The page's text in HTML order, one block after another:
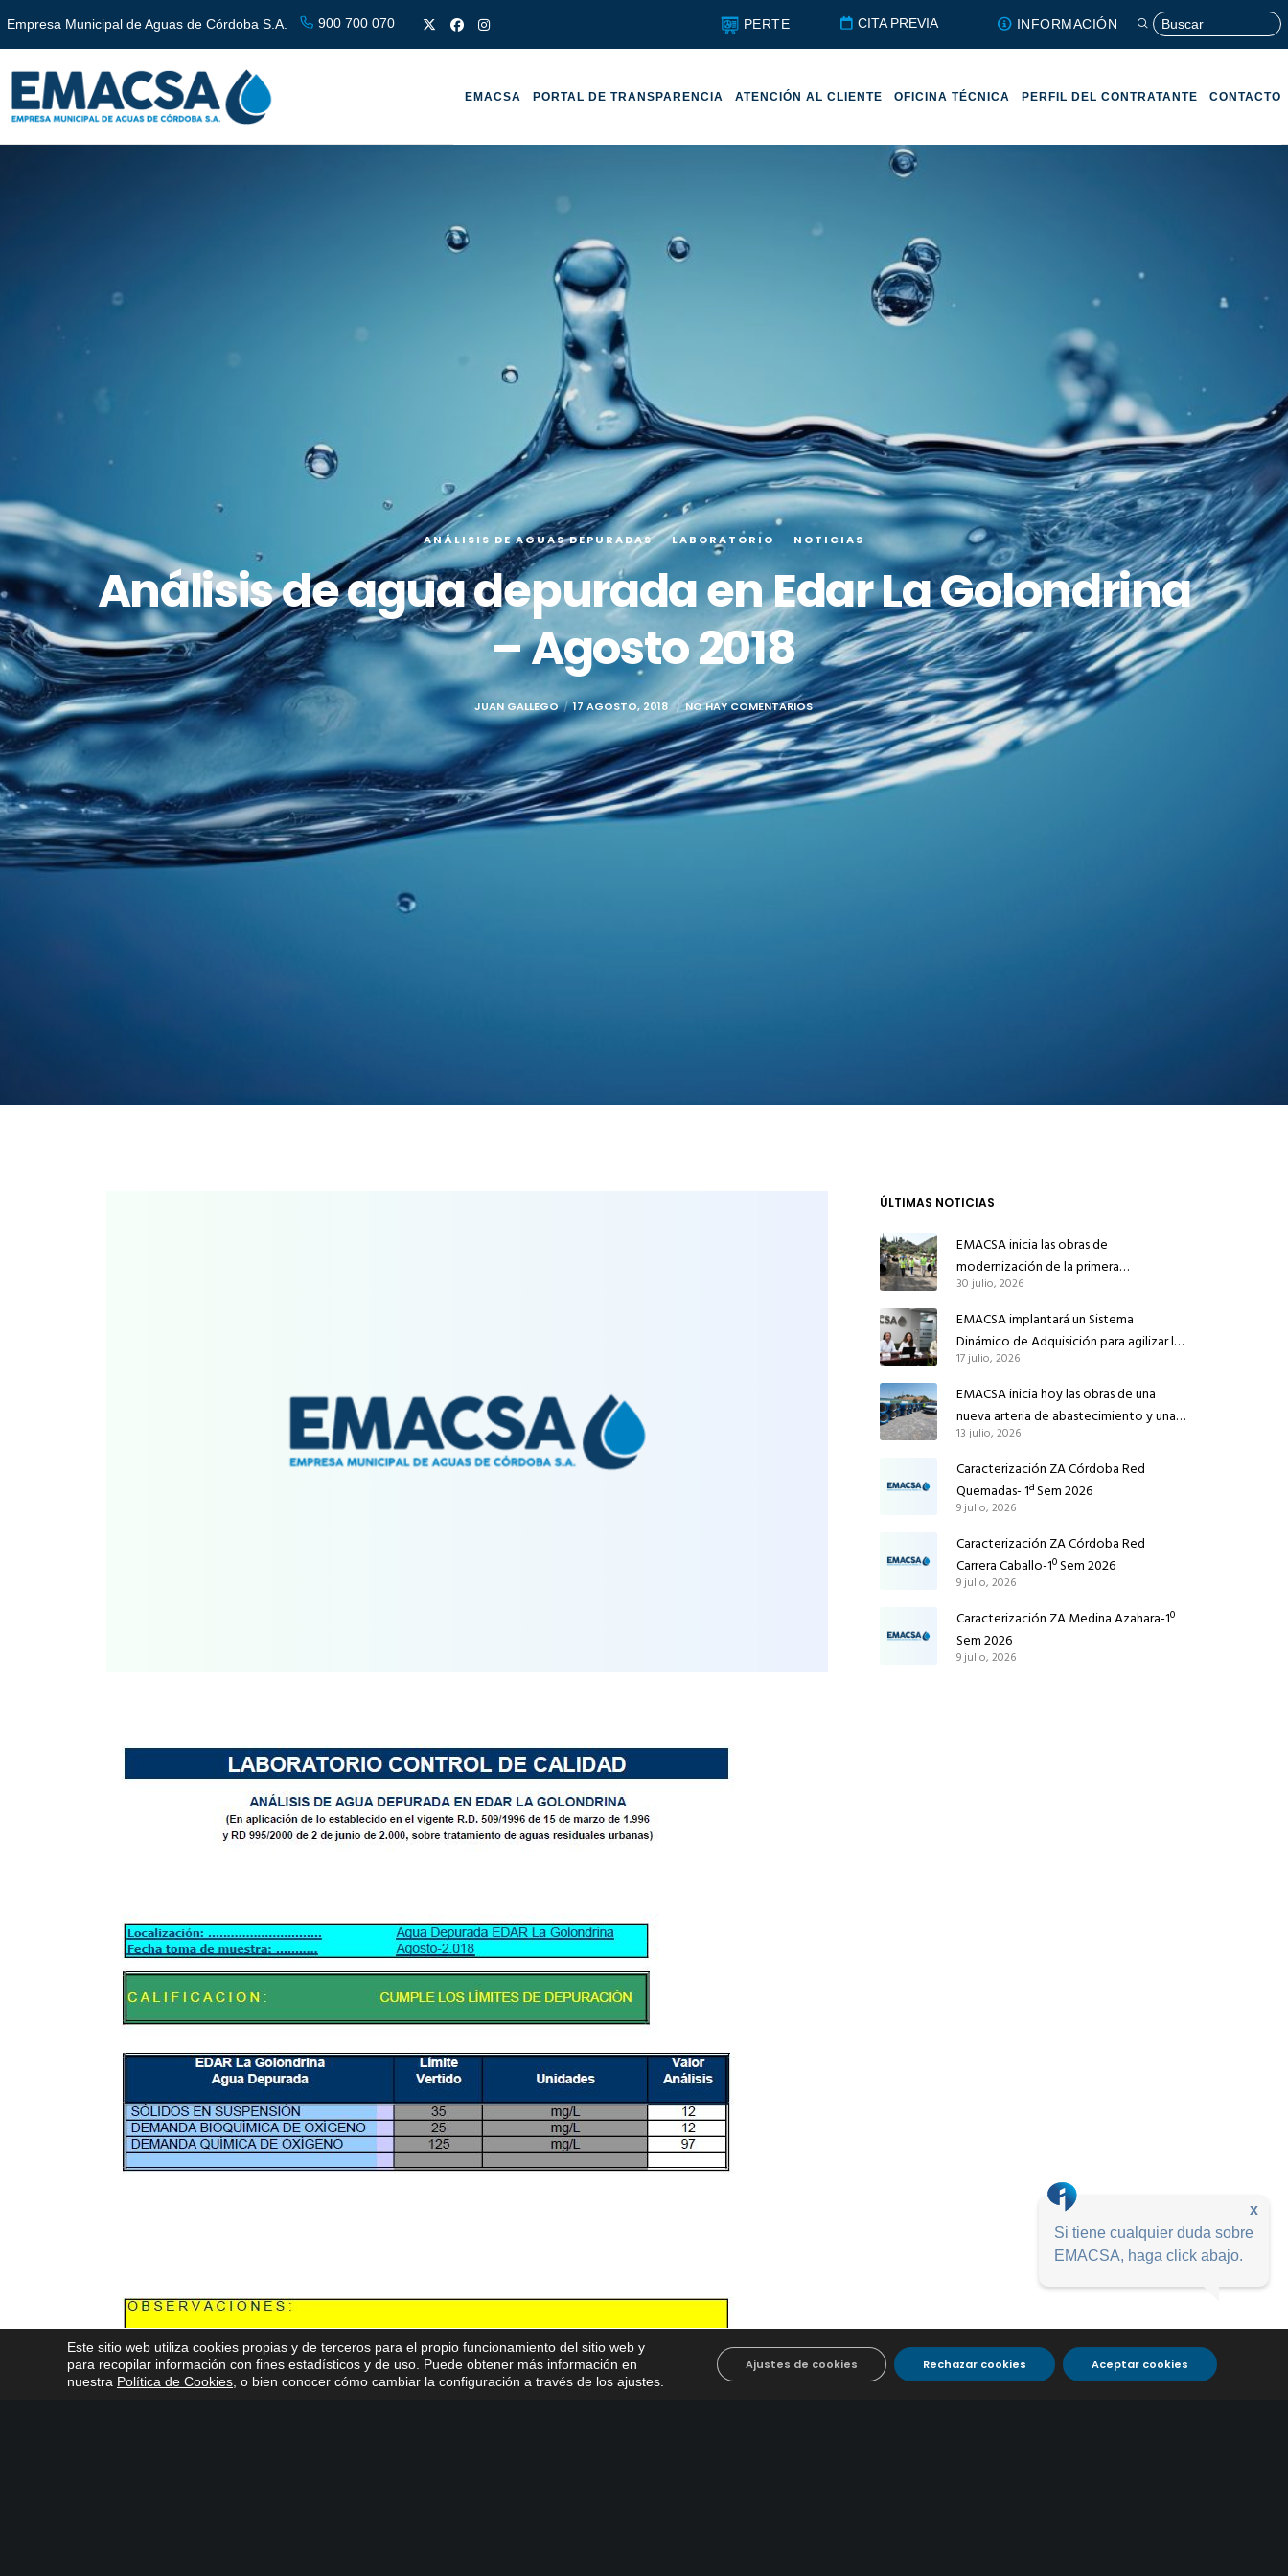
Empresa Municipal de Aguas de Córdoba S.A. 900 700 070 PERTE CITA PREVIA INFORMACIÓN
EMACSA PORTAL DE TRANSPARENCIA ATENCIÓN AL CLIENTE OFICINA TÉCNICA PERFIL DEL CONTRATANTE CONTACTO
ANÁLISIS DE AGUAS DEPURADAS LABORATORIO NOTICIAS
Análisis de agua depurada en Edar La Golondrina
– Agosto 2018
JUAN GALLEGO 17 AGOSTO, 2018 NO HAY COMENTARIOS
ÚLTIMAS NOTICIAS
EMACSA inicia las obras de
modernización de la primera
conducción de abastecimiento para
reforzar el suministro de agua de
Córdoba
30 julio, 2026
EMACSA implantará un Sistema
Dinámico de Adquisición para agilizar la
contratación de obras en sus redes e
instalaciones
17 julio, 2026
EMACSA inicia hoy las obras de una
nueva arteria de abastecimiento y una
red de agua no potable en Ingeniero
Ruiz de Azúa
13 julio, 2026
Caracterización ZA Córdoba Red
Quemadas- 1ª Sem 2026
9 julio, 2026
Caracterización ZA Córdoba Red
Carrera Caballo-1º Sem 2026
9 julio, 2026
Caracterización ZA Medina Azahara-1º
Sem 2026
9 julio, 2026
Este sitio web utiliza cookies propias y de terceros para el propio funcionamiento del sitio web y
para recopilar información con fines estadísticos y de uso. Puede obtener más información en
nuestra Política de Cookies , o bien conocer cómo cambiar la configuración a través de los ajustes
Aceptar cookies
Rechazar cookies
Ajustes de cookies
x
Si tiene cualquier duda sobre
EMACSA, haga click abajo.